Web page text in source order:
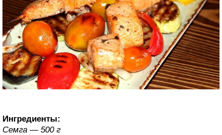
Ингредиенты:
Семга — 500 г